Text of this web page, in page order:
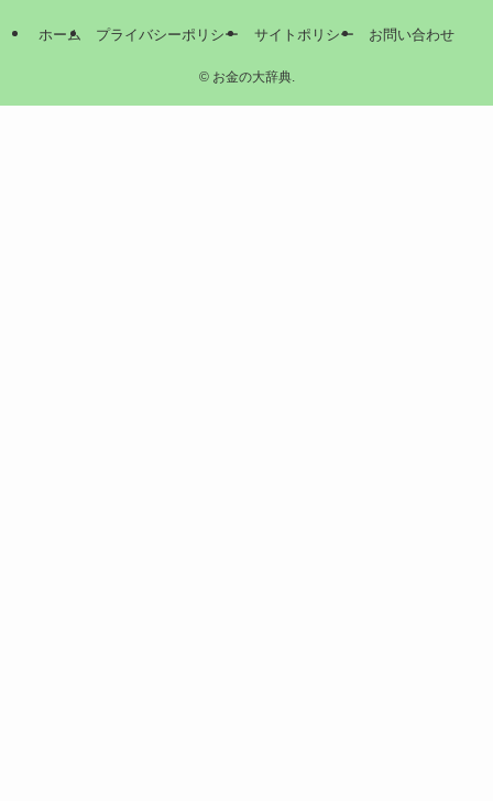
ホーム プライバシーポリシー サイトポリシー お問い合わせ
©お金の大辞典.